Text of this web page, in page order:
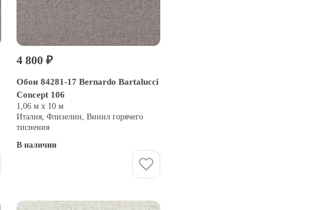
4 800 ₽
Обои 84281-17 Bernardo Bartalucci
Concept 106
1,06 м х 10 м
Италия, Флизелин, Винил горячего
тиснения
В наличии